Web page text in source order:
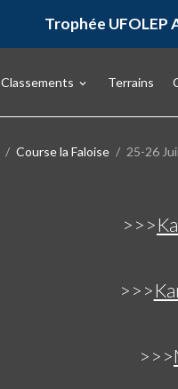
Trophée UFOLEP
Classements Terrains
Course la Faloise 25-26
>>>
>>>
>>>